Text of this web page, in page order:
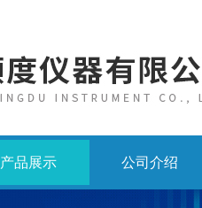
产品展示 公司介绍